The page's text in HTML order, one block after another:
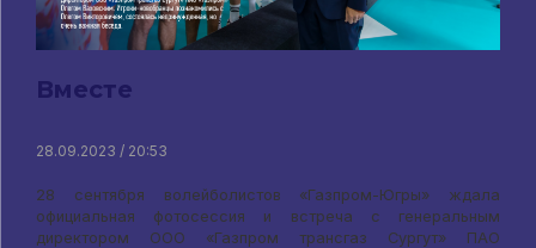
Вместе
28.09.2023 / 20:53
28 сентября волейболистов «Газпром-Югры» ждала
официальная фотосессия и встреча с генеральным
директором ООО «Газпром трансгаз Сургут» ПАО